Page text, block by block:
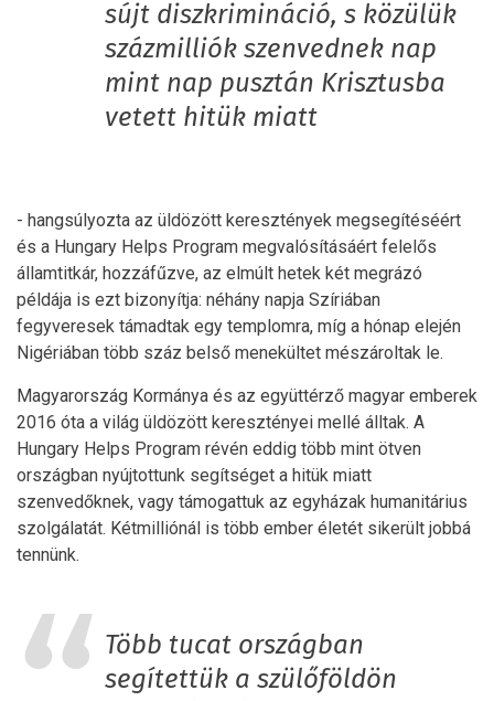
sújt diszkrimináció, s közülük
százmilliók szenvednek nap
mint nap pusztán Krisztusba
vetett hitük miatt
- hangsúlyozta az üldözött keresztények megsegítéséért
és a Hungary Helps Program megvalósításáért felelős
államtitkár, hozzáfűzve, az elmúlt hetek két megrázó
példája is ezt bizonyítja: néhány napja Szíriában
fegyveresek támadtak egy templomra, míg a hónap elején
Nigériában több száz belső menekültet mészároltak le.
Magyarország Kormánya és az együttérző magyar emberek
2016 óta a világ üldözött keresztényei mellé álltak. A
Hungary Helps Program révén eddig több mint ötven
országban nyújtottunk segítséget a hitük miatt
szenvedőknek, vagy támogattuk az egyházak humanitárius
szolgálatát. Kétmilliónál is több ember életét sikerült jobbá
tennünk.
Több tucat országban
segítettük a szülőföldön